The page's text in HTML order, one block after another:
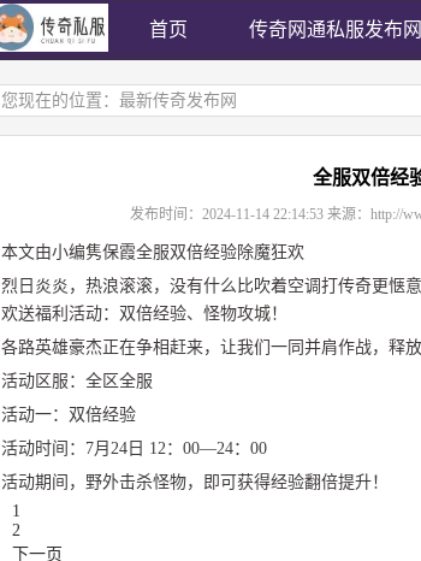
首页 传奇网通私服发布网
您现在的位置： 最新传奇发布网
全服双倍经
发布时间： 2024-11-14 22:14:53 来源： http://
本文由小编隽保霞全服双倍经验除魔狂欢
烈日炎炎，热浪滚滚，没有什么比吹着空调打传奇更惬
欢送福利活动：双倍经验、怪物攻城！
各路英雄豪杰正在争相赶来，让我们一同并肩作战，释放
活动区服：全区全服
活动一：双倍经验
活动时间：7月24日 12：00—24：00
活动期间，野外击杀怪物，即可获得经验翻倍提升！
1
2
下一页